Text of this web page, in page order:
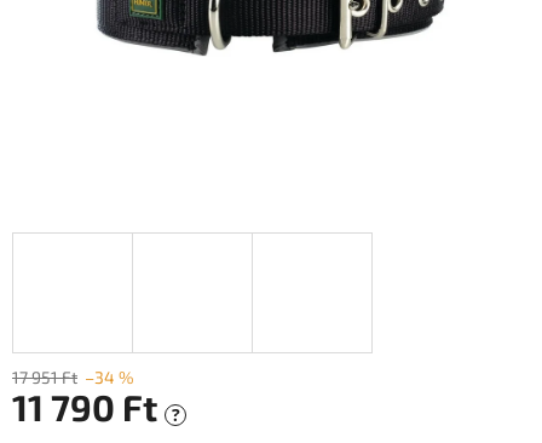
17 951 Ft –34 %
11 790 Ft ?